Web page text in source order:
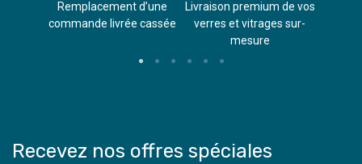
Remplacement d’une
commande livrée cassée​
Livraison premium de vos
verres et vitrages sur-
mesure
Recevez nos offres spéciales